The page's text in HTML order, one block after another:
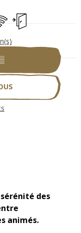
Entrée
des
animés.